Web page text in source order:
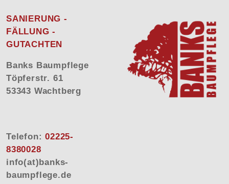
SANIERUNG -
FÄLLUNG -
GUTACHTEN
Banks Baumpflege
Töpferstr. 61
53343 Wachtberg
Telefon:02225-
8380028
info(at)banks-
baumpflege.de